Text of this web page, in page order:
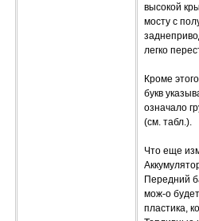
высокой
мосту с
легко
Кроме
букв
означало
(см. табл.).
Что еще
Передний
мож-о
пластика,